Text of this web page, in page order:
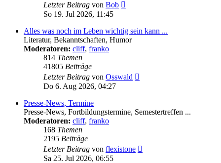
Letzter Beitrag von Bob
So 19. Jul 2026, 11:45
Alles was noch im Leben wichtig sein kann ...
Literatur, Bekanntschaften, Humor
Moderatoren: cliff, franko
814 Themen
41805 Beiträge
Letzter Beitrag von Osswald
Do 6. Aug 2026, 04:27
Presse-News, Termine
Presse-News, Fortbildungstermine, Semestertreffen ...
Moderatoren: cliff, franko
168 Themen
2195 Beiträge
Letzter Beitrag von flexistone
Sa 25. Jul 2026, 06:55